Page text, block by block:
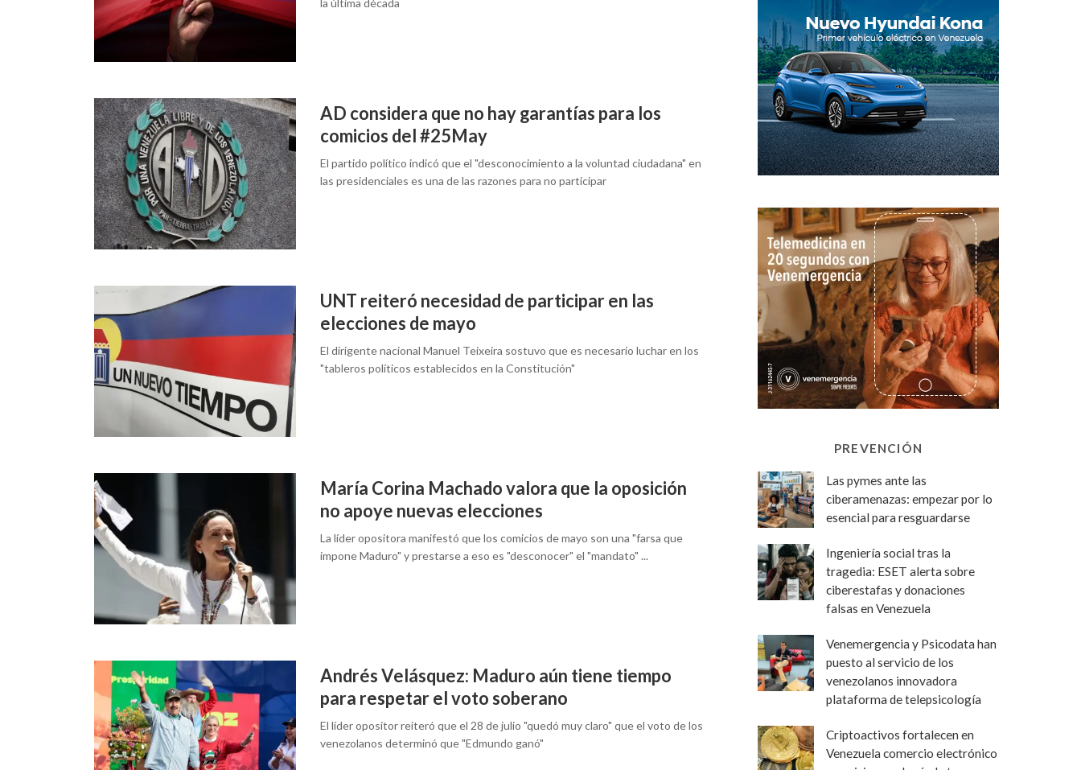
la última década
AD considera que no hay garantías para los
comicios del #25May
El partido político indicó que el "desconocimiento a la voluntad ciudadana" en
las presidenciales es una de las razones para no participar
UNT reiteró necesidad de participar en las
elecciones de mayo
El dirigente nacional Manuel Teixeira sostuvo que es necesario luchar en los
"tableros políticos establecidos en la Constitución"
María Corina Machado valora que la oposición
no apoye nuevas elecciones
La líder opositora manifestó que los comicios de mayo son una "farsa que
impone Maduro" y prestarse a eso es "desconocer" el "mandato" ...
Andrés Velásquez: Maduro aún tiene tiempo
para respetar el voto soberano
El líder opositor reiteró que el 28 de julio "quedó muy claro" que el voto de los
venezolanos determinó que "Edmundo ganó"
PREVENCIÓN
Las pymes ante las
ciberamenazas: empezar por lo
esencial para resguardarse
Ingeniería social tras la
tragedia: ESET alerta sobre
ciberestafas y donaciones
falsas en Venezuela
Venemergencia y Psicodata han
puesto al servicio de los
venezolanos innovadora
plataforma de telepsicología
Criptoactivos fortalecen en
Venezuela comercio electrónico